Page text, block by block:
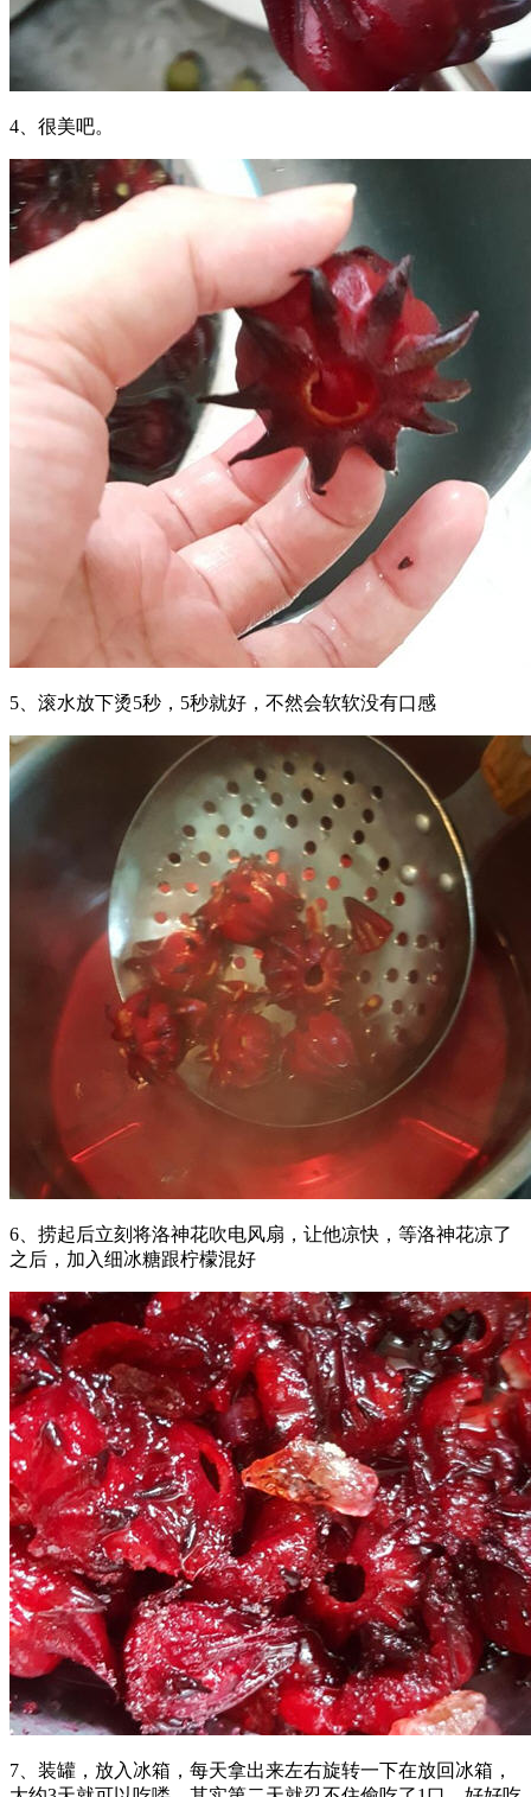
4、很美吧。
5、滚水放下烫5秒，5秒就好，不然会软软没有口感
6、捞起后立刻将洛神花吹电风扇，让他凉快，等洛神花凉了
之后，加入细冰糖跟柠檬混好
7、装罐，放入冰箱，每天拿出来左右旋转一下在放回冰箱，